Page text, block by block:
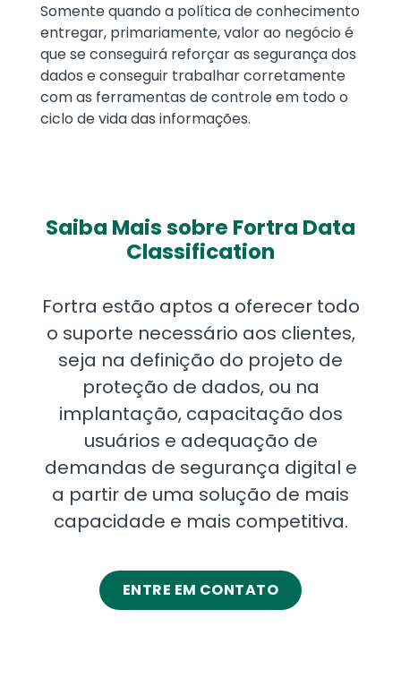
Somente quando a política de conhecimento
entregar, primariamente, valor ao negócio é
que se conseguirá reforçar as segurança dos
dados e conseguir trabalhar corretamente
com as ferramentas de controle em todo o
ciclo de vida das informações.
Saiba Mais sobre Fortra Data
Classification
Fortra estão aptos a oferecer todo
o suporte necessário aos clientes,
seja na definição do projeto de
proteção de dados, ou na
implantação, capacitação dos
usuários e adequação de
demandas de segurança digital e
a partir de uma solução de mais
capacidade e mais competitiva.
ENTRE EM CONTATO